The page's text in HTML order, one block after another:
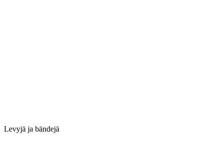
Levyjä ja bändejä